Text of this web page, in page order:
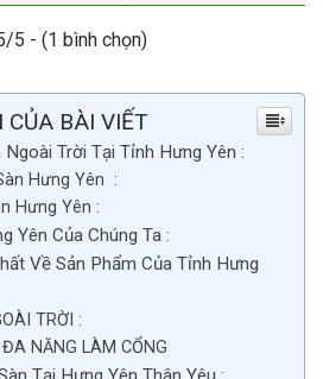
5 - (1 bình chọn)
CỦA BÀI VIẾT
Trời Tại Tỉnh Hưng Yên :
Hưng Yên :
Hưng Yên :
Yên Của Chúng Ta :
Về Sản Phẩm Của Tỉnh Hưng
TRỜI :
NĂNG LÀM CỔNG